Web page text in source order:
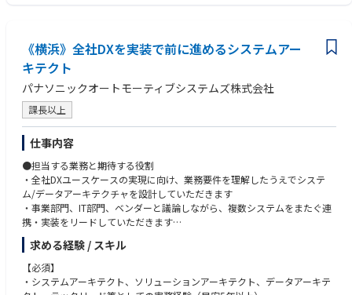
●この仕事を通じて得られること
・同社の意思決定プロセス、経営サイクル変革に携わっていただくことで
経営視点、構造化思考、組織を動かす実行力
・日本にいながらにしてグローバルな環境で働くことで、多様性と複雑性
の中で価値創出できる人材への進化
・プログラムの始まりから終わりまでを収支・財務管理という切り口でか
かわることで、車載事業の意思決定・オペレーション・プロセスを掌握で
きる
●職場の雰囲気
・PM、コンサル、経理、生産管理等多様な職務経歴を持つメンバー、ま
たドイツからの出向者など多様で国際色豊かなTeamです。
・海外拠点とのやりとりも多く、外国籍社員がいるため、英語を日常的に
使う機会があります。
・新設組織ということもあり、メンバーで議論をしながら課題設計を設定
していくOpenかつDynamicな組織です。
（あれば尚可）
・ITシステム導入経験
【人柄・コンピテンシー】
・数値・データへの関心
・関係者と円滑に連携できるコミュニケーション能力
《横浜》全社DXを実装で前に進めるシステムアー
キテクト
パナソニックオートモーティブシステムズ株式会社
課長以上
仕事内容
●担当する業務と期待する役割
・全社DXユースケースの実現に向け、業務要件を理解したうえでシステ
ム/データアーキテクチャを設計していただきます
・事業部門、IT部門、ベンダーと議論しながら、複数システムをまたぐ連
携・実装をリードしていただきます
・短期的な実装要件と中長期のアーキテクチャ整合を両立し、再利用可能
な仕組みに落とし込んでいただきます
・将来的には、個別ユースケースを超えて全社最適を描くエンタープライ
ズアーキテクト候補として活躍いただくことを期待しています
求める経験 / スキル
【必須】
・システムアーキテクト、ソリューションアーキテクト、データアーキテ